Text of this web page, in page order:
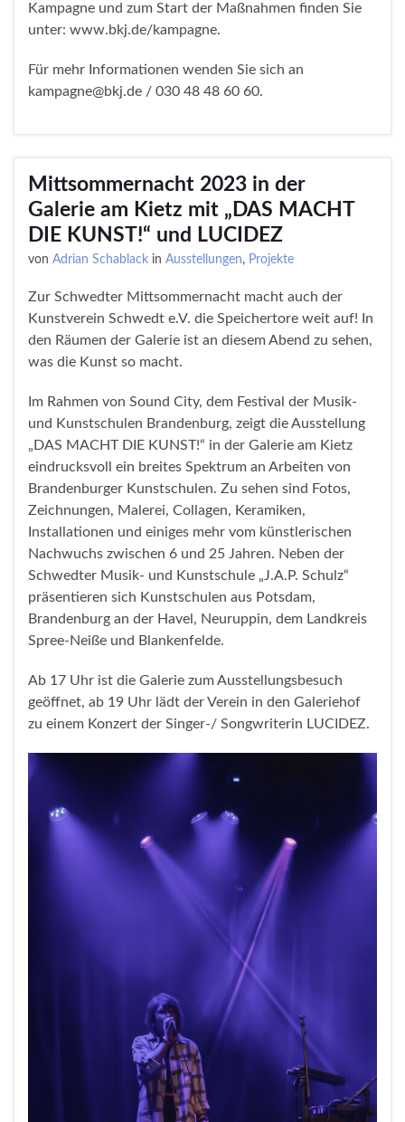
Kampagne und zum Start der Maßnahmen finden Sie
unter: www.bkj.de/kampagne.
Für mehr Informationen wenden Sie sich an
kampagne@bkj.de / 030 48 48 60 60.
Mittsommernacht 2023 in der
Galerie am Kietz mit „DAS MACHT
DIE KUNST!“ und LUCIDEZ
von Adrian Schablack in Ausstellungen, Projekte
Zur Schwedter Mittsommernacht macht auch der
Kunstverein Schwedt e.V. die Speichertore weit auf! In
den Räumen der Galerie ist an diesem Abend zu sehen,
was die Kunst so macht.
Im Rahmen von Sound City, dem Festival der Musik-
und Kunstschulen Brandenburg, zeigt die Ausstellung
„DAS MACHT DIE KUNST!“ in der Galerie am Kietz
eindrucksvoll ein breites Spektrum an Arbeiten von
Brandenburger Kunstschulen. Zu sehen sind Fotos,
Zeichnungen, Malerei, Collagen, Keramiken,
Installationen und einiges mehr vom künstlerischen
Nachwuchs zwischen 6 und 25 Jahren. Neben der
Schwedter Musik- und Kunstschule „J.A.P. Schulz“
präsentieren sich Kunstschulen aus Potsdam,
Brandenburg an der Havel, Neuruppin, dem Landkreis
Spree-Neiße und Blankenfelde.
Ab 17 Uhr ist die Galerie zum Ausstellungsbesuch
geöffnet, ab 19 Uhr lädt der Verein in den Galeriehof
zu einem Konzert der Singer-/ Songwriterin LUCIDEZ.